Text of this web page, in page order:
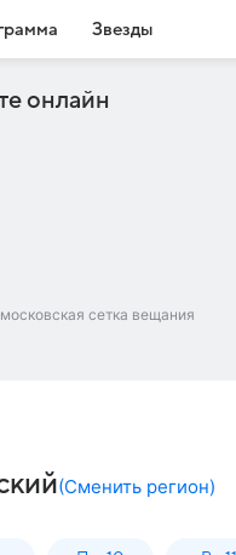
Звезды
онлайн
сетка вещания
(Сменить регион)